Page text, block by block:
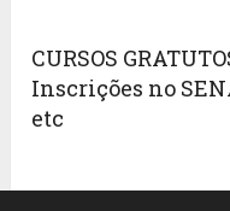
CURSOS
Inscrições no
etc